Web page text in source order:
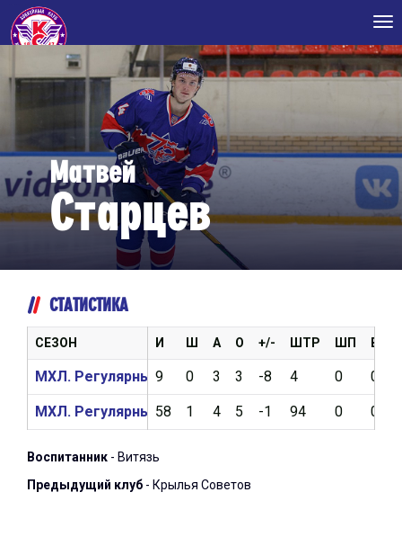
Матвей
Старцев
СТАТИСТИКА
И Ш А О +/- ШТР ШП ВБР
9 0 3 3 -8 4 0 0
58 1 4 5 -1 94 0 0
СЕЗОН
МХЛ. Регулярный чемпионат 2022/2023
МХЛ. Регулярный чемпионат 2021/2022
Воспитанник - Витязь
Предыдущий клуб - Крылья Советов